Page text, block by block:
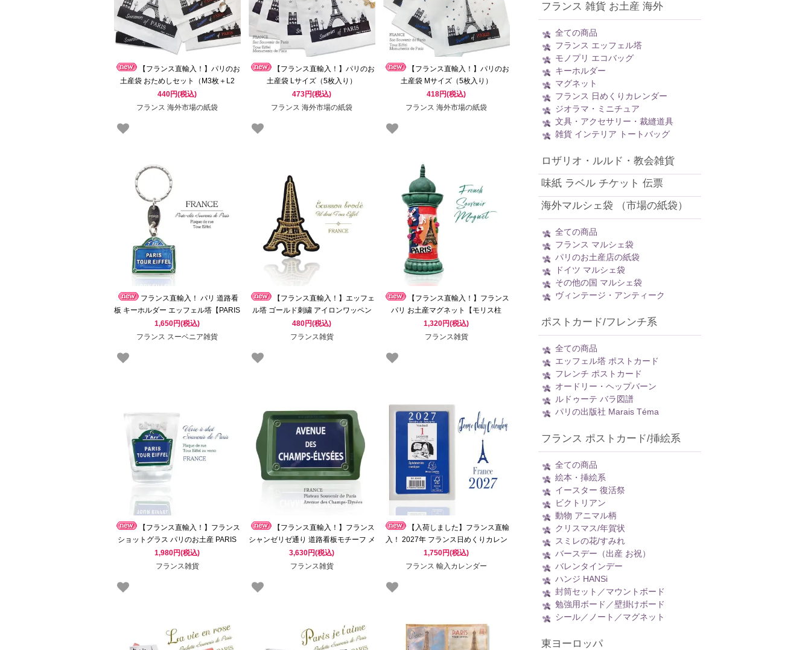
【フランス直輸入！】パリのお
土産袋 おためしセット（M3枚＋L2
枚）「Souvenirs of PARIS」マルシェ
袋
440円(税込)
フランス 海外市場の紙袋
【フランス直輸入！】パリのお
土産袋 Lサイズ（5枚入り）
「Souvenirs of PARIS」マルシェ袋
473円(税込)
フランス 海外市場の紙袋
【フランス直輸入！】パリのお
土産袋 Mサイズ（5枚入り）
「Souvenirs of PARIS」マルシェ袋
418円(税込)
フランス 海外市場の紙袋
フランス直輸入！ パリ 道路看
板 キーホルダー エッフェル塔【PARIS
TOUR EIFFEL】（Souvenir de paris
お土産）
1,650円(税込)
フランス スーベニア雑貨
【フランス直輸入！】エッフェ
ル塔 ゴールド刺繍 アイロンワッペン
フランス 刺繍ワッペン │ Ecusson
brode
480円(税込)
フランス雑貨
【フランス直輸入！】フランス
パリ お土産マグネット【モリス柱
Colonne Morris】エッフェル塔 バラ ム
ーラン・ルージュ
1,320円(税込)
フランス雑貨
【フランス直輸入！】フランス
ショットグラス パリのお土産 PARIS
TOUR EIFFEL 道路看板 エッフェル塔
1,980円(税込)
フランス雑貨
【フランス直輸入！】フランス
シャンゼリゼ通り 道路看板モチーフ メ
タルトレイ パリ お土産プレート
3,630円(税込)
フランス雑貨
【入荷しました】フランス直輸
入！ 2027年 フランス日めくりカレン
ダー
1,750円(税込)
フランス 輸入カレンダー
フランス 雑貨 お土産 海外
全ての商品
フランス エッフェル塔
モノプリ エコバッグ
キーホルダー
マグネット
フランス 日めくりカレンダー
ジオラマ・ミニチュア
文具・アクセサリー・裁縫道具
雑貨 インテリア トートバッグ
ロザリオ・ルルド・教会雑貨
味紙 ラベル チケット 伝票
海外マルシェ袋 （市場の紙袋）
全ての商品
フランス マルシェ袋
パリのお土産店の紙袋
ドイツ マルシェ袋
その他の国 マルシェ袋
ヴィンテージ・アンティーク
ポストカード/フレンチ系
全ての商品
エッフェル塔 ポストカード
フレンチ ポストカード
オードリー・ヘップバーン
ルドゥーテ バラ図譜
パリの出版社 Marais Téma
フランス ポストカード/挿絵系
全ての商品
絵本・挿絵系
イースター 復活祭
ビクトリアン
動物 アニマル柄
クリスマス/年賀状
スミレの花/すみれ
バースデー（出産 お祝）
バレンタインデー
ハンジ HANSi
封筒セット／マウントボード
勉強用ボード／壁掛けボード
シール／ノート／マグネット
東ヨーロッパ